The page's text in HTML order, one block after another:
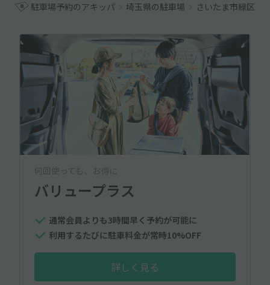
駐車場予約のアキッパ 埼玉県の駐車場 さいたま市緑区の
何回使っても、お得に
バリュープラス
通常会員よりも3時間早く予約が可能に
利用するたびに駐車料金が常時10%OFF
詳しく見る